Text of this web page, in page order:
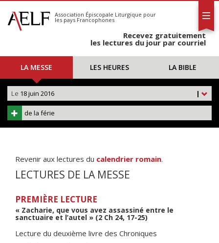
S'abonner
Calendrier
Association Épiscopale Liturgique pour
les pays Francophones
Recevez gratuitement
les lectures du jour par courriel
LA MESSE LES HEURES LA BIBLE
|
Le 18 juin 2016
de la férie
Revenir aux lectures du calendrier romain.
LECTURES DE LA MESSE
PREMIÈRE LECTURE
« Zacharie, que vous avez assassiné entre le
sanctuaire et l’autel » (2 Ch 24, 17-25)
Lecture du deuxième livre des Chroniques